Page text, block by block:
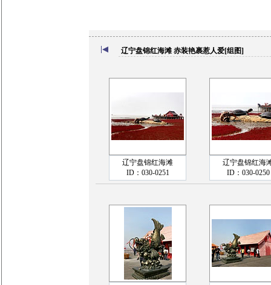
辽宁盘锦红海滩 赤装艳裹惹人爱[组图]
辽宁盘锦红海滩
ID：030-0251
辽宁盘锦红海
ID：030-0250